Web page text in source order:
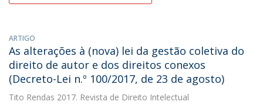
ARTIGO
As alterações à (nova) lei da gestão coletiva do
direito de autor e dos direitos conexos
(Decreto-Lei n.º 100/2017, de 23 de agosto)
Tito Rendas 2017. Revista de Direito Intelectual